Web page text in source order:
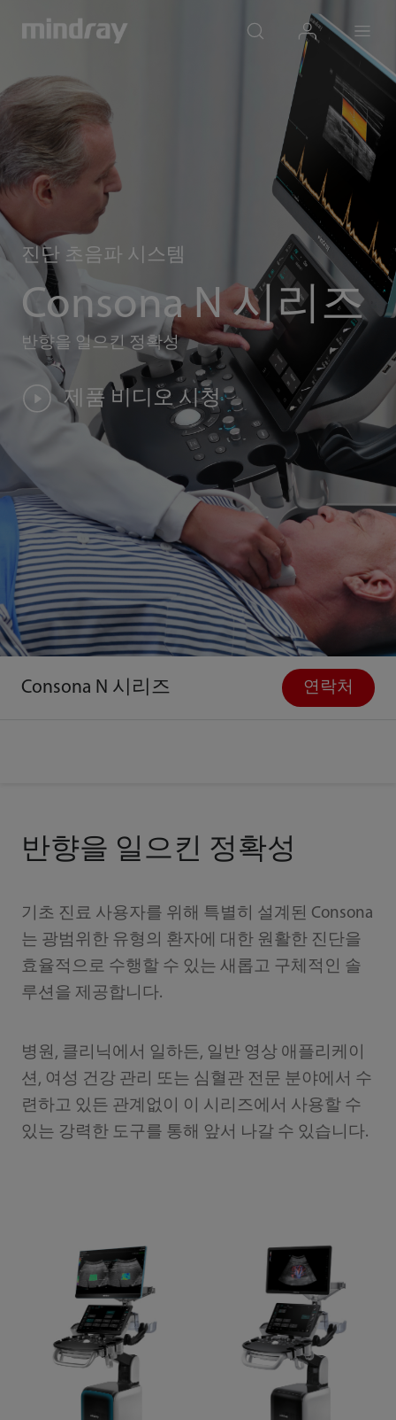
진단 초음파 시스템
Consona N 시리즈
반향을 일으킨 정확성
제품 비디오 시청
Consona N 시리즈 연락처
반향을 일으킨 정확성
기초 진료 사용자를 위해 특별히 설계된 Consona
는 광범위한 유형의 환자에 대한 원활한 진단을
효율적으로 수행할 수 있는 새롭고 구체적인 솔
루션을 제공합니다.
병원, 클리닉에서 일하든, 일반 영상 애플리케이
션, 여성 건강 관리 또는 심혈관 전문 분야에서 수
련하고 있든 관계없이 이 시리즈에서 사용할 수
있는 강력한 도구를 통해 앞서 나갈 수 있습니다.